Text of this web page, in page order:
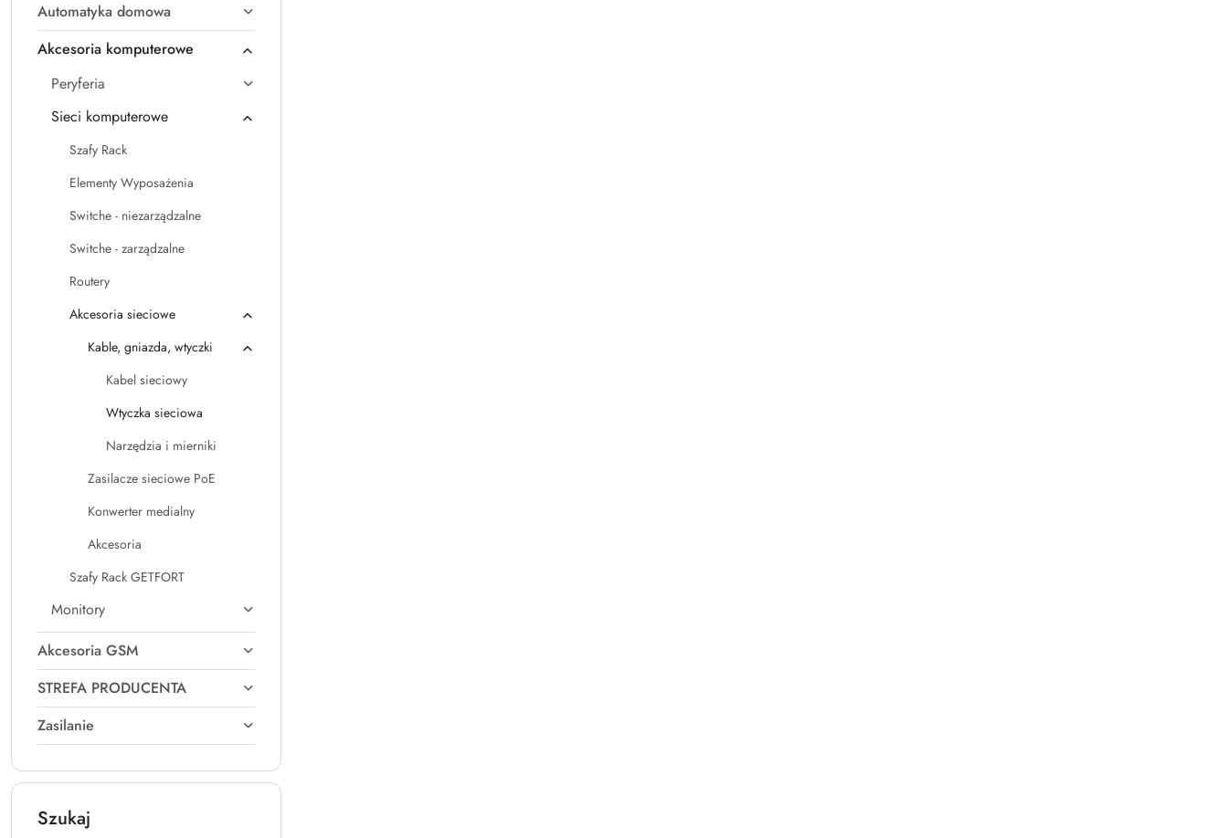
Automatyka domowa
Akcesoria komputerowe
Peryferia
Sieci komputerowe
Szafy Rack
Elementy Wyposażenia
Switche - niezarządzalne
Switche - zarządzalne
Routery
Akcesoria sieciowe
Kable, gniazda, wtyczki
Kabel sieciowy
Wtyczka sieciowa
Narzędzia i mierniki
Zasilacze sieciowe PoE
Konwerter medialny
Akcesoria
Szafy Rack GETFORT
Monitory
Akcesoria GSM
STREFA PRODUCENTA
Zasilanie
Szukaj